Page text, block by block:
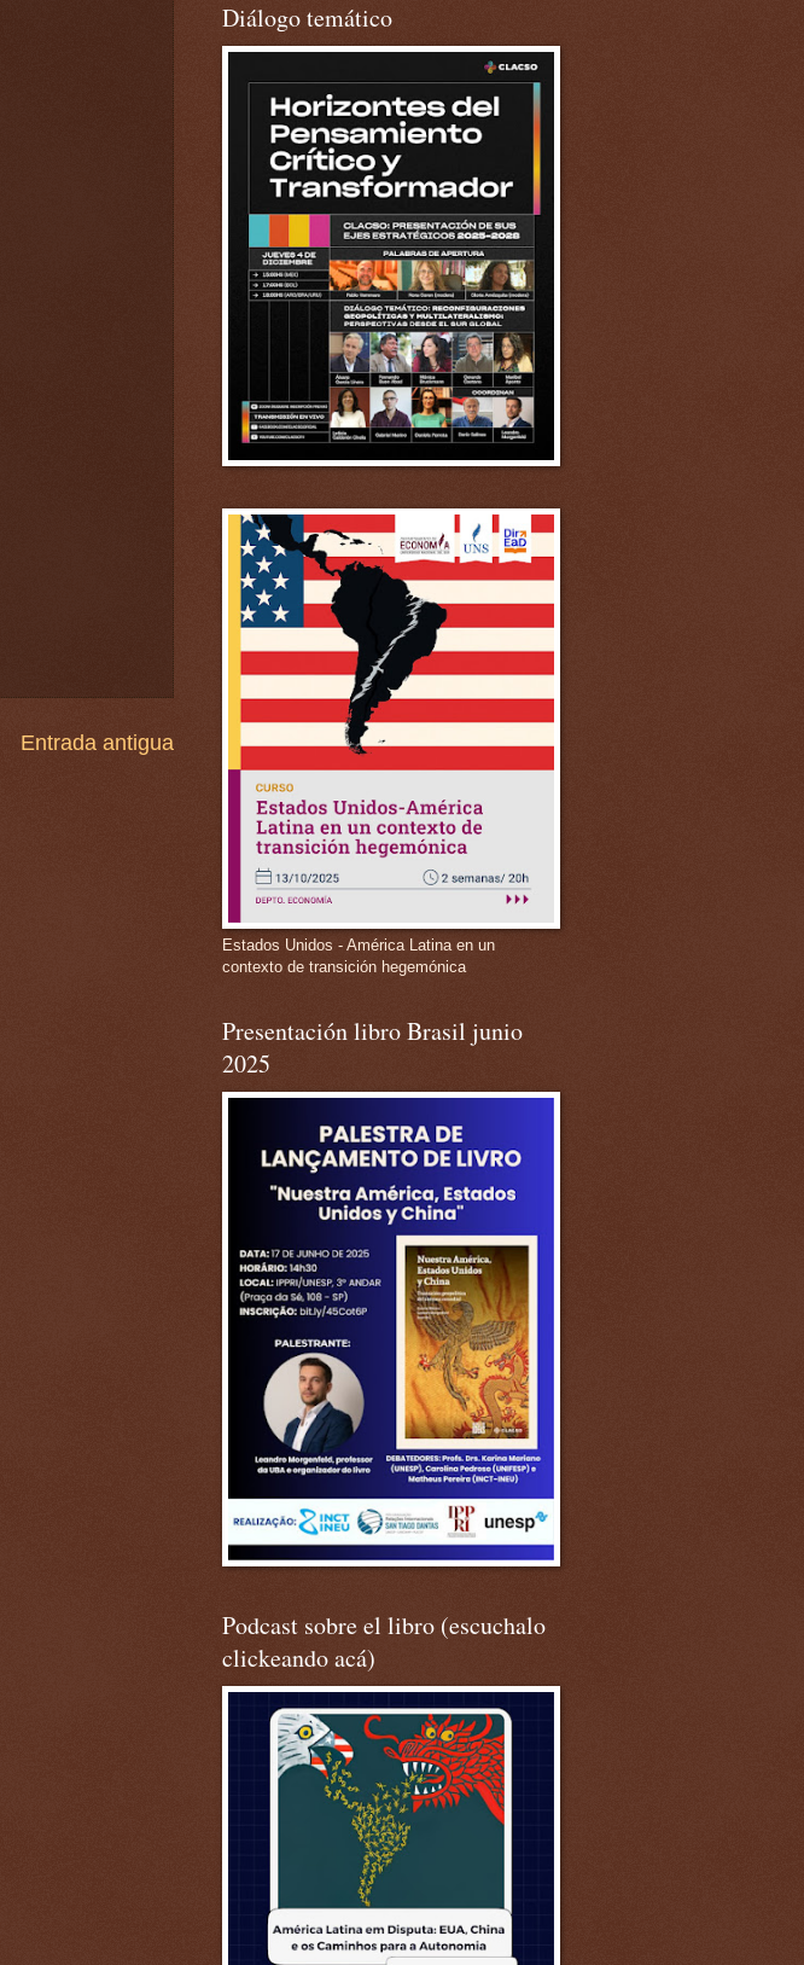
Entrada antigua
Diálogo temático
Estados Unidos - América Latina en un
contexto de transición hegemónica
Presentación libro Brasil junio
2025
Podcast sobre el libro (escuchalo
clickeando acá)